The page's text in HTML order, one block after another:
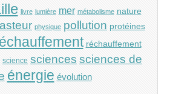
livre lumière mer métabolisme nature
physique pollution protéines
réchauffement
science sciences sciences de
énergie évolution